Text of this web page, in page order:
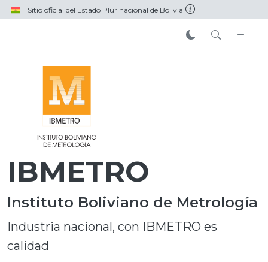
Pasar al contenido principal
Sitio oficial del Estado Plurinacional de Bolivia
IBMETRO
Instituto Boliviano de Metrología
Industria nacional, con IBMETRO es
calidad